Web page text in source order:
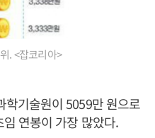
. <잡코리아>
학기술원이 5059만 원으로
연봉이 가장 많았다.